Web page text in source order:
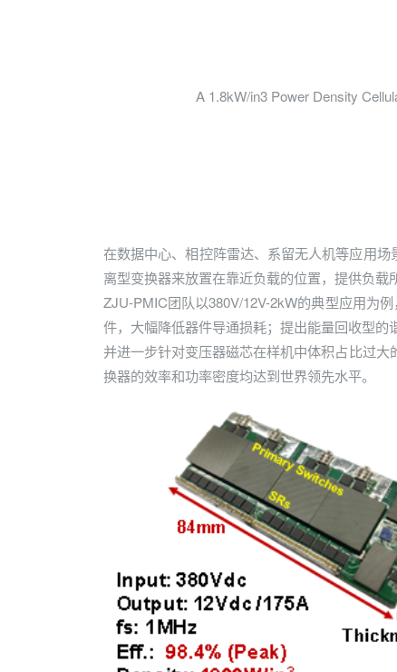
A 1.8kW/in3 Power Density
在数据中心、相控阵雷达、系留无人机等应用
离型变换器来放置在靠近负载的位置，提供负载
ZJU-PMIC团队以380V/12V-2kW的典型应用为
件，大幅降低器件导通损耗；提出能量回收型的
并进一步针对变压器磁芯在样机中体积占比过
换器的效率和功率密度均达到世界领先水平。